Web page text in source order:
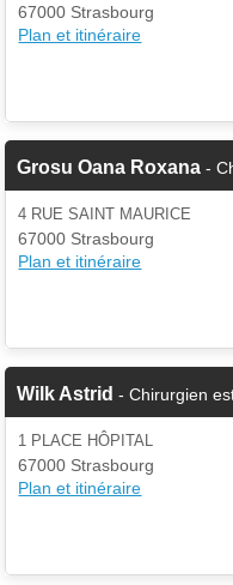
67000 Strasbourg
Plan et itinéraire
Grosu Oana Roxana -
4 RUE SAINT MAURICE
67000 Strasbourg
Plan et itinéraire
Wilk Astrid - Chirurgien
1 PLACE HÔPITAL
67000 Strasbourg
Plan et itinéraire